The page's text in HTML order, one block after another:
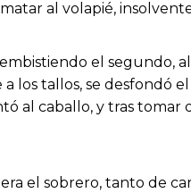
matar al volapié,
el segundo,
a los tallos, se desfondó
al caballo, y tras
el sobrero, tanto de